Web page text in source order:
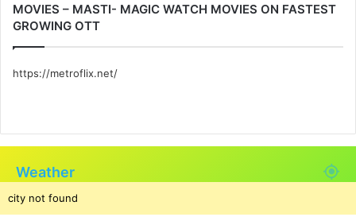
MOVIES – MASTI- MAGIC WATCH MOVIES ON FASTEST
GROWING OTT
https://metroflix.net/
Weather
city not found